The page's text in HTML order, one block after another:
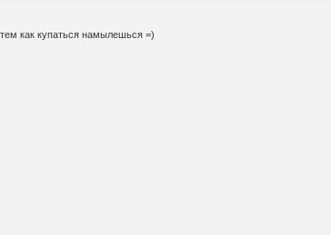
как купаться намылешься =)